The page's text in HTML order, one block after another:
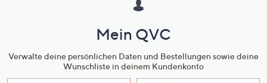
Mein QVC
Verwalte deine persönlichen Daten und Bestellungen sowie deine
Wunschliste in deinem Kundenkonto